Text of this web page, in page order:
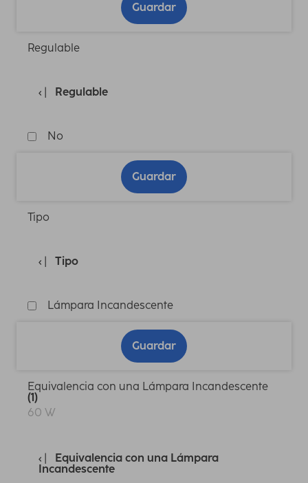
Guardar
Regulable
Regulable
No
Guardar
Tipo
Tipo
Lámpara Incandescente
Guardar
Equivalencia con una Lámpara Incandescente
(1)
60 W
Equivalencia con una Lámpara
Incandescente